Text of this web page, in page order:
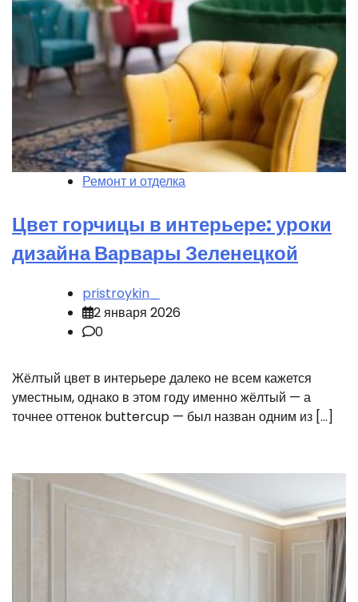
Ремонт и отделка
Цвет горчицы в интерьере: уроки
дизайна Варвары Зеленецкой
pristroykin_
2 января 2026
0
Жёлтый цвет в интерьере далеко не всем кажется
уместным, однако в этом году именно жёлтый — а
точнее оттенок buttercup — был назван одним из […]